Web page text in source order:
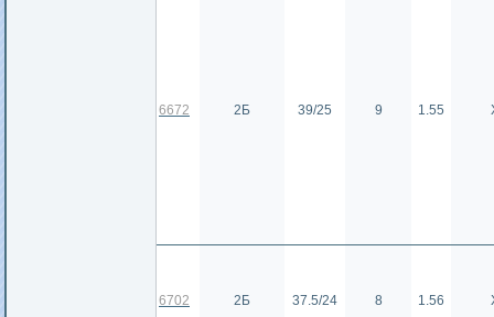
6672 2Б 39/25 9 1.55
6702 2Б 37.5/24 8 1.56